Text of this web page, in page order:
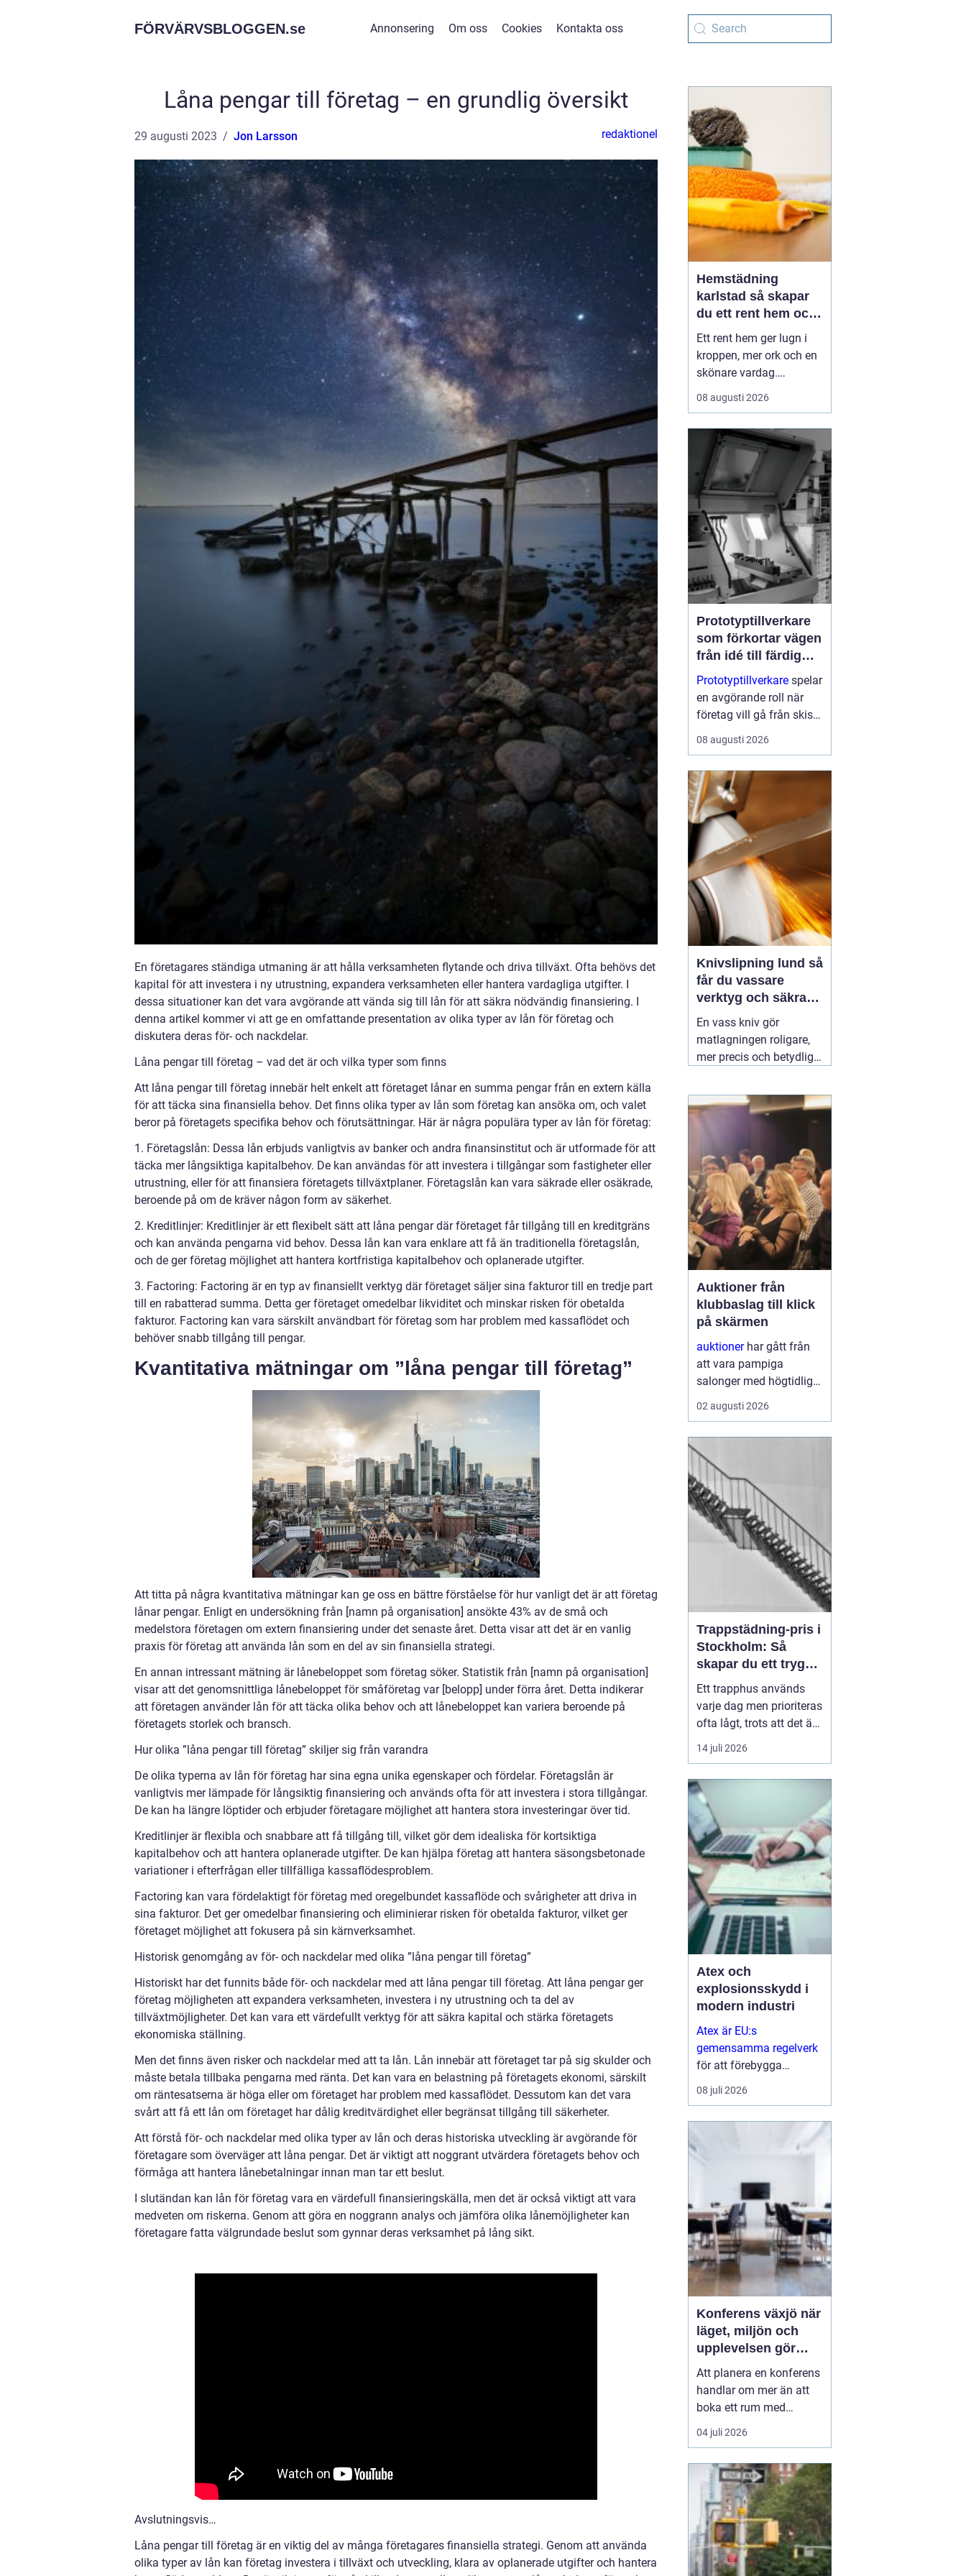
FÖRVÄRVSBLOGGEN.se Annonsering Om oss Cookies Kontakta oss
Låna pengar till företag – en grundlig översikt
29 augusti 2023 Jon Larsson redaktionel
En företagares ständiga utmaning är att hålla verksamheten flytande och driva tillväxt. Ofta behövs det
kapital för att investera i ny utrustning, expandera verksamheten eller hantera vardagliga utgifter. I
dessa situationer kan det vara avgörande att vända sig till lån för att säkra nödvändig finansiering. I
denna artikel kommer vi att ge en omfattande presentation av olika typer av lån för företag och
diskutera deras för- och nackdelar.
Låna pengar till företag – vad det är och vilka typer som finns
Att låna pengar till företag innebär helt enkelt att företaget lånar en summa pengar från en extern källa
för att täcka sina finansiella behov. Det finns olika typer av lån som företag kan ansöka om, och valet
beror på företagets specifika behov och förutsättningar. Här är några populära typer av lån för företag:
1. Företagslån: Dessa lån erbjuds vanligtvis av banker och andra finansinstitut och är utformade för att
täcka mer långsiktiga kapitalbehov. De kan användas för att investera i tillgångar som fastigheter eller
utrustning, eller för att finansiera företagets tillväxtplaner. Företagslån kan vara säkrade eller osäkrade,
beroende på om de kräver någon form av säkerhet.
2. Kreditlinjer: Kreditlinjer är ett flexibelt sätt att låna pengar där företaget får tillgång till en kreditgräns
och kan använda pengarna vid behov. Dessa lån kan vara enklare att få än traditionella företagslån,
och de ger företag möjlighet att hantera kortfristiga kapitalbehov och oplanerade utgifter.
3. Factoring: Factoring är en typ av finansiellt verktyg där företaget säljer sina fakturor till en tredje part
till en rabatterad summa. Detta ger företaget omedelbar likviditet och minskar risken för obetalda
fakturor. Factoring kan vara särskilt användbart för företag som har problem med kassaflödet och
behöver snabb tillgång till pengar.
Kvantitativa mätningar om ”låna pengar till företag”
Att titta på några kvantitativa mätningar kan ge oss en bättre förståelse för hur vanligt det är att företag
lånar pengar. Enligt en undersökning från [namn på organisation] ansökte 43% av de små och
medelstora företagen om extern finansiering under det senaste året. Detta visar att det är en vanlig
praxis för företag att använda lån som en del av sin finansiella strategi.
En annan intressant mätning är lånebeloppet som företag söker. Statistik från [namn på organisation]
visar att det genomsnittliga lånebeloppet för småföretag var [belopp] under förra året. Detta indikerar
att företagen använder lån för att täcka olika behov och att lånebeloppet kan variera beroende på
företagets storlek och bransch.
Hur olika ”låna pengar till företag” skiljer sig från varandra
De olika typerna av lån för företag har sina egna unika egenskaper och fördelar. Företagslån är
vanligtvis mer lämpade för långsiktig finansiering och används ofta för att investera i stora tillgångar.
De kan ha längre löptider och erbjuder företagare möjlighet att hantera stora investeringar över tid.
Kreditlinjer är flexibla och snabbare att få tillgång till, vilket gör dem idealiska för kortsiktiga
kapitalbehov och att hantera oplanerade utgifter. De kan hjälpa företag att hantera säsongsbetonade
variationer i efterfrågan eller tillfälliga kassaflödesproblem.
Factoring kan vara fördelaktigt för företag med oregelbundet kassaflöde och svårigheter att driva in
sina fakturor. Det ger omedelbar finansiering och eliminierar risken för obetalda fakturor, vilket ger
företaget möjlighet att fokusera på sin kärnverksamhet.
Historisk genomgång av för- och nackdelar med olika ”låna pengar till företag”
Historiskt har det funnits både för- och nackdelar med att låna pengar till företag. Att låna pengar ger
företag möjligheten att expandera verksamheten, investera i ny utrustning och ta del av
tillväxtmöjligheter. Det kan vara ett värdefullt verktyg för att säkra kapital och stärka företagets
ekonomiska ställning.
Men det finns även risker och nackdelar med att ta lån. Lån innebär att företaget tar på sig skulder och
måste betala tillbaka pengarna med ränta. Det kan vara en belastning på företagets ekonomi, särskilt
om räntesatserna är höga eller om företaget har problem med kassaflödet. Dessutom kan det vara
svårt att få ett lån om företaget har dålig kreditvärdighet eller begränsat tillgång till säkerheter.
Att förstå för- och nackdelar med olika typer av lån och deras historiska utveckling är avgörande för
företagare som överväger att låna pengar. Det är viktigt att noggrant utvärdera företagets behov och
förmåga att hantera lånebetalningar innan man tar ett beslut.
I slutändan kan lån för företag vara en värdefull finansieringskälla, men det är också viktigt att vara
medveten om riskerna. Genom att göra en noggrann analys och jämföra olika lånemöjligheter kan
företagare fatta välgrundade beslut som gynnar deras verksamhet på lång sikt.
Avslutningsvis…
Låna pengar till företag är en viktig del av många företagares finansiella strategi. Genom att använda
olika typer av lån kan företag investera i tillväxt och utveckling, klara av oplanerade utgifter och hantera
Hemstädning
karlstad så skapar
du ett rent hem och
mer tid i vardagen
Ett rent hem ger lugn i
kroppen, mer ork och en
skönare vardag.
Samtidigt vet de flesta
hur snabbt damm, disk
jobbet, barnens
aktiviteter och allt annat
ska hinnas med. Allt fler
i Karlstad väljer därför
hemstädning som ett
sm...
08 augusti 2026
Prototyptillverkare
som förkortar vägen
från idé till färdig
produkt
Prototyptillverkare spelar
en avgörande roll när
företag vill gå från skiss
till fungerande produkt
utan onödiga omvägar.
a...
08 augusti 2026
Knivslipning lund så
får du vassare
verktyg och säkrare
vardag
En vass kniv gör
matlagningen roligare,
mer precis och betydligt
gäller för saxar,
trädgårdsredskap och
Många i Lund funderar
på om de ska slipa
själva hemma eller
lämna in sina knivar.03
augusti 2026
Auktioner från
klubbaslag till klick
på skärmen
auktionerhar gått från
att vara pampiga
salonger med högtidliga
klubbeslag till att bli en
vardaglig del av livet
som helst, oavsett
erfarenhet, köpa eller
sälja föremål genom
några få kli...
02 augusti 2026
Trappstädning-pris i
Stockholm: Så
skapar du ett tryggt
och trivsamt
trapphus
Ett trapphus används
varje dag men prioriteras
ofta lågt, trots att det är
det första som möter
både boende,
besökare. Genom
professionell
trappstädning i
Stockholm får
fastigheten ...
14 juli 2026
Atex och
explosionsskydd i
modern industri
Atex är EU:s
gemensamma regelverk
för att förebygga
explosioner i
arbetsmiljöer där
vätskor eller damm kan
skapa risker...
08 juli 2026
Konferens växjö när
läget, miljön och
upplevelsen gör
skillnad
Att planera en konferens
handlar om mer än att
boka ett rum med
projektor. Företag letar
efter platser som skapar
nya idéer och stärker
relationer i gruppen. I
Växjö finns
förutsättningar för just
detta: en tydlig
mötesstad med ...
04 juli 2026